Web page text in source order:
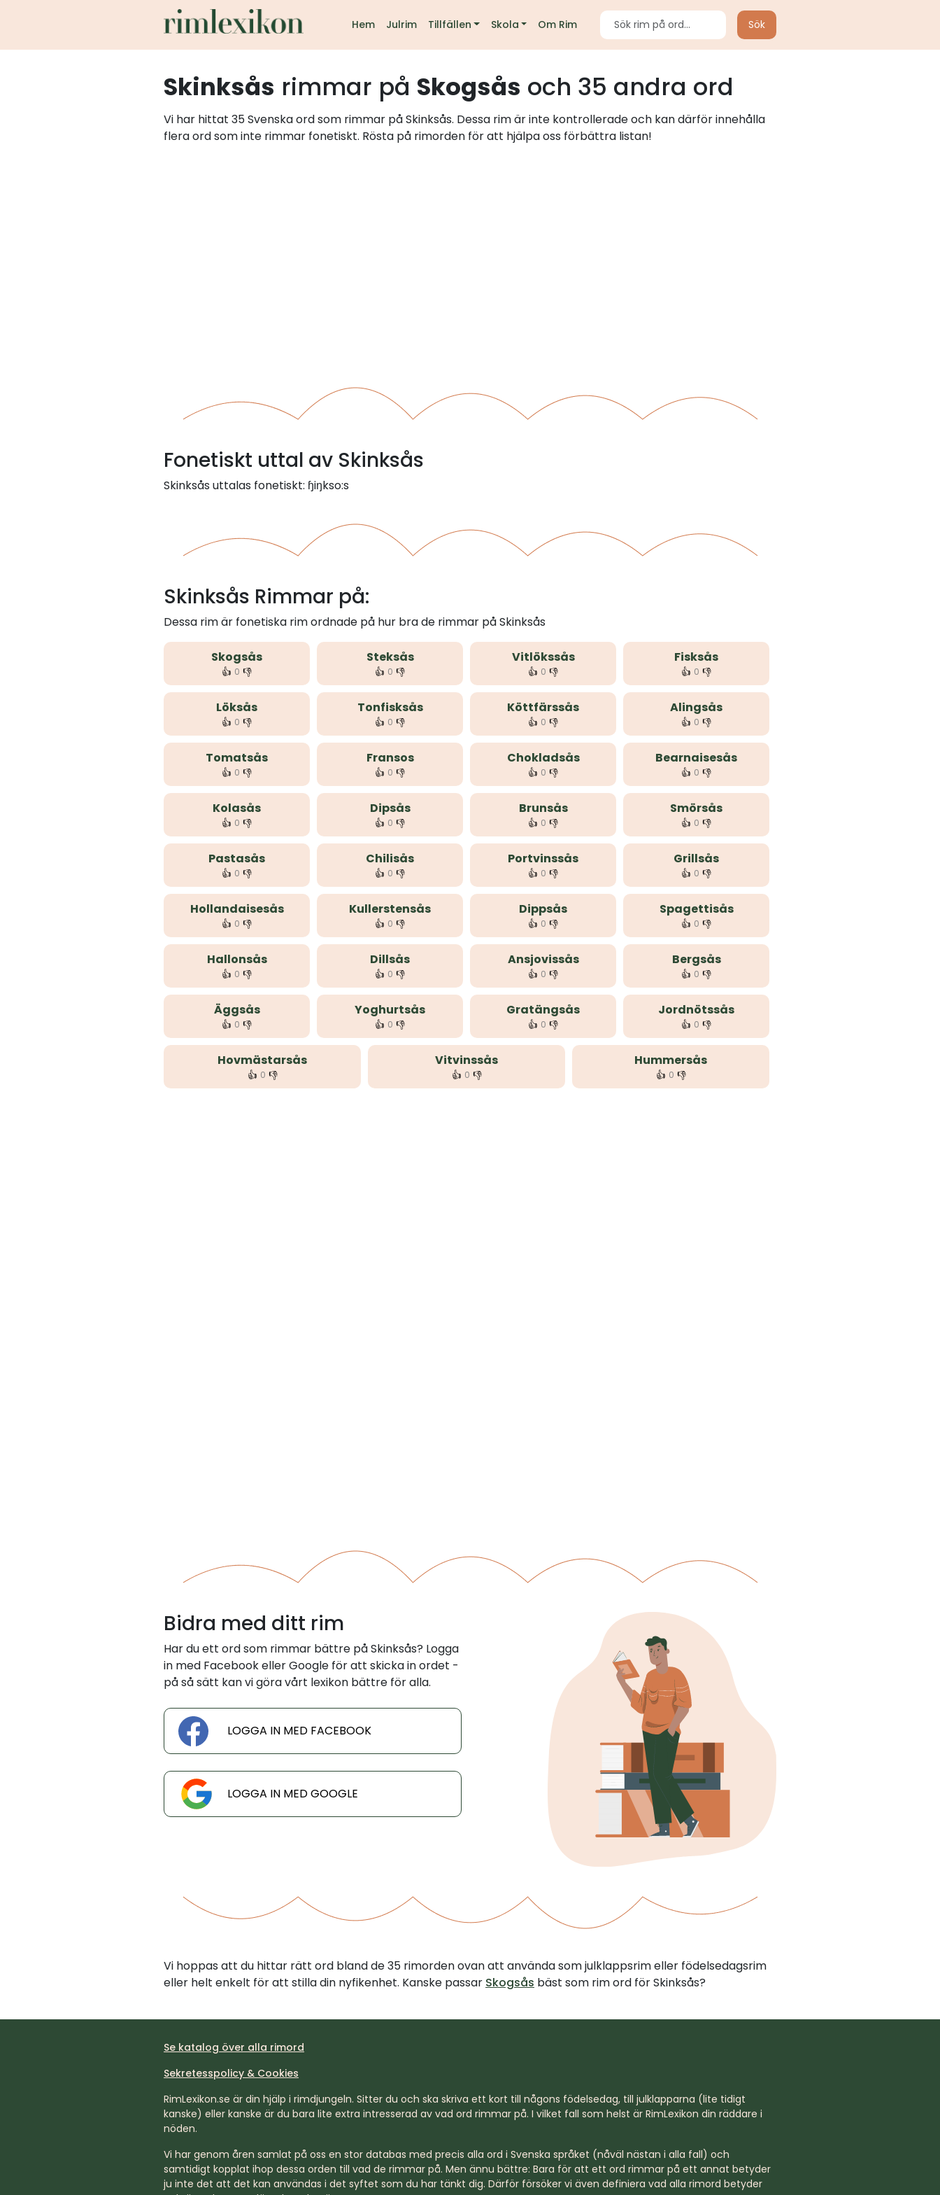
Hem Julrim Tillfällen Skola Om Rim Sök
Skinksås rimmar på Skogsås och 35 andra ord
Vi har hittat 35 Svenska ord som rimmar på Skinksås. Dessa rim är inte kontrollerade och kan därför innehålla
flera ord som inte rimmar fonetiskt. Rösta på rimorden för att hjälpa oss förbättra listan!
Fonetiskt uttal av Skinksås
Skinksås uttalas fonetiskt: ɧiŋkso:s
Skinksås Rimmar på:
Dessa rim är fonetiska rim ordnade på hur bra de rimmar på Skinksås
Skogsås
👍 0 👎
Steksås
👍 0 👎
Vitlökssås
👍 0 👎
Fisksås
👍 0 👎
Löksås
👍 0 👎
Tonfisksås
👍 0 👎
Köttfärssås
👍 0 👎
Alingsås
👍 0 👎
Tomatsås
👍 0 👎
Fransos
👍 0 👎
Chokladsås
👍 0 👎
Bearnaisesås
👍 0 👎
Kolasås
👍 0 👎
Dipsås
👍 0 👎
Brunsås
👍 0 👎
Smörsås
👍 0 👎
Pastasås
👍 0 👎
Chilisås
👍 0 👎
Portvinssås
👍 0 👎
Grillsås
👍 0 👎
Hollandaisesås
👍 0 👎
Kullerstensås
👍 0 👎
Dippsås
👍 0 👎
Spagettisås
👍 0 👎
Hallonsås
👍 0 👎
Dillsås
👍 0 👎
Ansjovissås
👍 0 👎
Bergsås
👍 0 👎
Äggsås
👍 0 👎
Yoghurtsås
👍 0 👎
Gratängsås
👍 0 👎
Jordnötssås
👍 0 👎
Hovmästarsås
👍 0 👎
Vitvinssås
👍 0 👎
Hummersås
👍 0 👎
Bidra med ditt rim
Har du ett ord som rimmar bättre på Skinksås? Logga
in med Facebook eller Google för att skicka in ordet -
på så sätt kan vi göra vårt lexikon bättre för alla.
LOGGA IN MED FACEBOOK
LOGGA IN MED GOOGLE
Vi hoppas att du hittar rätt ord bland de 35 rimorden ovan att använda som julklappsrim eller födelsedagsrim
eller helt enkelt för att stilla din nyfikenhet. Kanske passar Skogsås bäst som rim ord för Skinksås?
Se katalog över alla rimord
Sekretesspolicy & Cookies
RimLexikon.se är din hjälp i rimdjungeln. Sitter du och ska skriva ett kort till någons födelsedag, till julklapparna (lite tidigt
kanske) eller kanske är du bara lite extra intresserad av vad ord rimmar på. I vilket fall som helst är RimLexikon din räddare i
nöden.
Vi har genom åren samlat på oss en stor databas med precis alla ord i Svenska språket (nåväl nästan i alla fall) och
samtidigt kopplat ihop dessa orden till vad de rimmar på. Men ännu bättre: Bara för att ett ord rimmar på ett annat betyder
ju inte det att det kan användas i det syftet som du har tänkt dig. Därför försöker vi även definiera vad alla rimord betyder